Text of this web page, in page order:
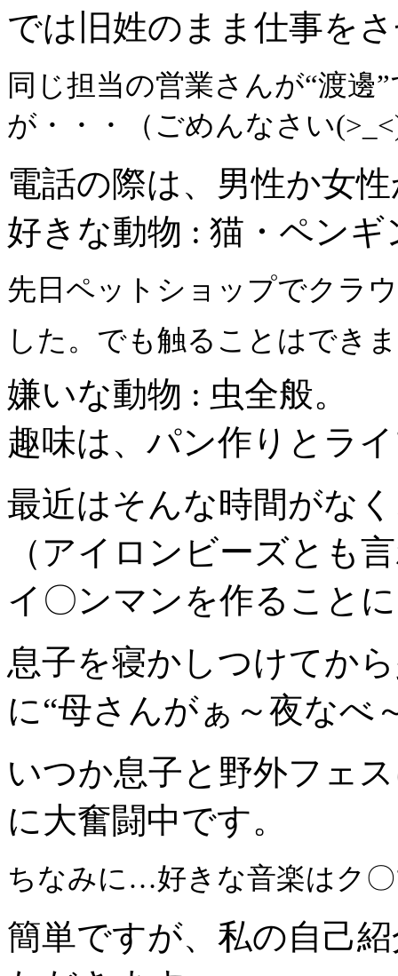
では旧姓のまま仕事を
同じ担当の営業さんが“渡邊
が・・・（ごめんなさい
電話の際は、男性か女
好きな動物 : 猫・ペン
先日ペットショップでクラ
した。でも触ることはでき
嫌いな動物 : 虫全般。
趣味は、パン作りとラ
最近はそんな時間がな
（アイロンビーズとも
イ〇ンマンを作ること
息子を寝かしつけてか
に“母さんがぁ～夜なべ
いつか息子と野外フェ
に大奮闘中です。
ちなみに…好きな音楽はク
簡単ですが、私の自己